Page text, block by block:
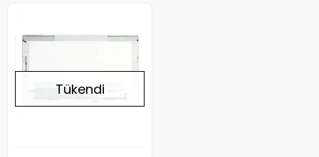
Tükendi